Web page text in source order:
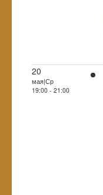
20
мая|Ср
19:00 - 21:00